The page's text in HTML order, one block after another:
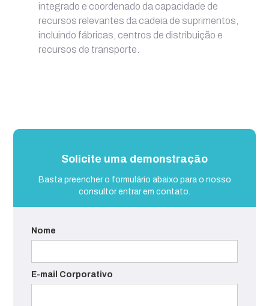
integrado e coordenado da capacidade de
recursos relevantes da cadeia de suprimentos,
incluindo fábricas, centros de distribuição e
recursos de transporte.
Solicite uma demonstração
Basta preencher o formulário abaixo para o nosso
consultor entrar em contato.
Nome
E-mail Corporativo